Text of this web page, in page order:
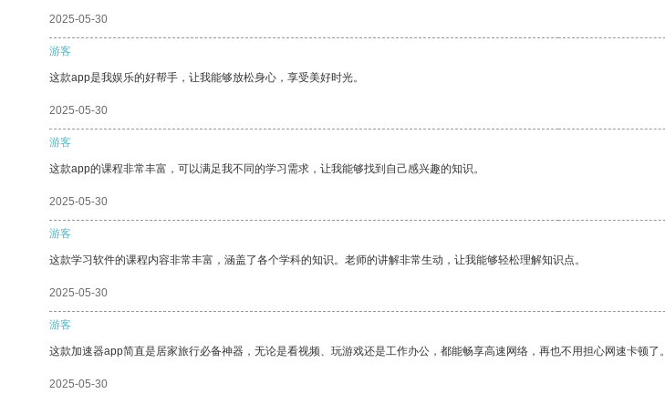
2025-05-30
游客
这款app是我娱乐的好帮手，让我能够放松身心，享受美好时光。
2025-05-30
游客
这款app的课程非常丰富，可以满足我不同的学习需求，让我能够找到自己感兴趣的知识。
2025-05-30
游客
这款学习软件的课程内容非常丰富，涵盖了各个学科的知识。老师的讲解非常生动，让我能够轻松理解知识点。
2025-05-30
游客
这款加速器app简直是居家旅行必备神器，无论是看视频、玩游戏还是工作办公，都能畅享高速网络，再也不用担心网速卡顿了。
2025-05-30